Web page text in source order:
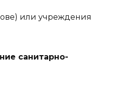
или учреждения
санитарно-